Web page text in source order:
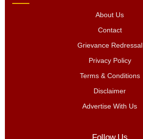
About Us
Contact
Grievance Redressal
Privacy Policy
Terms & Conditions
Disclaimer
Advertise With Us